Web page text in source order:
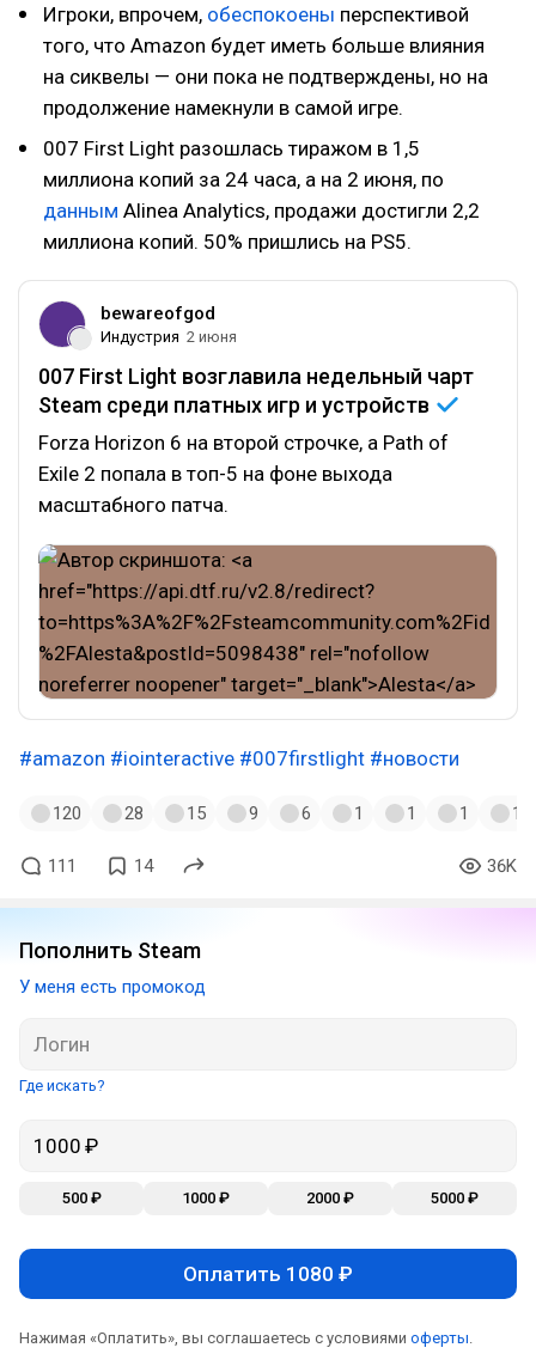
Игроки, впрочем, обеспокоены перспективой
того, что Amazon будет иметь больше влияния
на сиквелы — они пока не подтверждены, но на
продолжение намекнули в самой игре.
007 First Light разошлась тиражом в 1,5
миллиона копий за 24 часа, а на 2 июня, по
данным Alinea Analytics, продажи достигли 2,2
миллиона копий. 50% пришлись на PS5.
bewareofgod
Индустрия 2 июня
007 First Light возглавила недельный чарт
Steam среди платных игр и устройств
Forza Horizon 6 на второй строчке, а Path of
Exile 2 попала в топ-5 на фоне выхода
масштабного патча.
#amazon #iointeractive #007firstlight #новости
120 28 15 9 6 1 1 1 1
111 14 36K
Пополнить Steam
У меня есть промокод
Где искать?
500 ₽ 1000 ₽ 2000 ₽ 5000 ₽
Оплатить 1080 ₽
Нажимая «Оплатить», вы соглашаетесь с условиями оферты.